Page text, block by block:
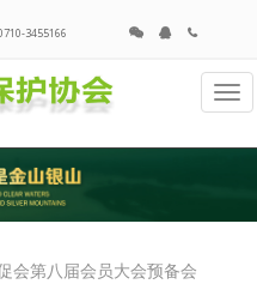
3455166
会第八届会员大会预备会